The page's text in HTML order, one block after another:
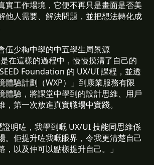
實工作場境，它便不再只是畫面是否美
他人需要、解決問題，並把想法轉化成
伍少梅中學的中五學生周景源
在這樣的過程中，慢慢摸清了自己的
Foundation 的 UX/UI 課程，並透
體驗計劃（WXP）」到康業服務有限
體驗，將課堂中學到的設計思維、用戶
，第一次放進真實職場中實踐。
證明咗，我學到嘅 UX/UI 技能同思維係
。佢提升咗我嘅眼界，令我更清楚自己
，以及仲可以點樣提升自己。」